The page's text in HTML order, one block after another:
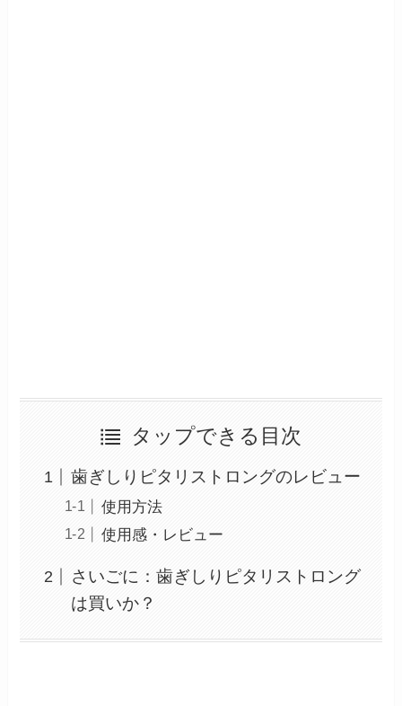
タップできる目次
歯ぎしりピタリストロングのレビュー
使用方法
使用感・レビュー
さいごに：歯ぎしりピタリストロング
は買いか？